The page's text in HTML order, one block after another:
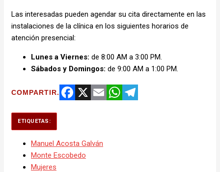
Las interesadas pueden agendar su cita directamente en las
instalaciones de la clínica en los siguientes horarios de
atención presencial:
Lunes a Viernes: de 8:00 AM a 3:00 PM.
Sábados y Domingos: de 9:00 AM a 1:00 PM.
COMPARTIR.
ETIQUETAS:
Manuel Acosta Galván
Monte Escobedo
Mujeres